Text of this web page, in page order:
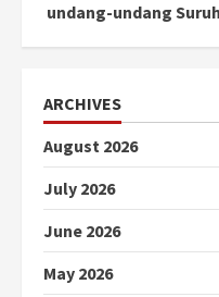
undang-undang
ARCHIVES
August 2026
July 2026
June 2026
May 2026